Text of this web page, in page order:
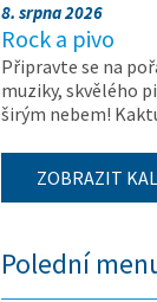
8. srpna 2026
Rock a pivo
Připravte se na
muziky, skvělého
širým nebem!
ZOBRAZIT
Polední